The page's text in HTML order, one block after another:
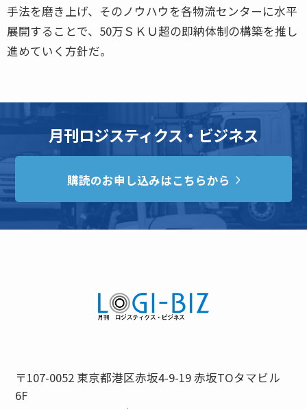
手法を磨き上げ、そのノウハウを各物流センターに水平
展開することで、50万ＳＫＵ超の即納体制の構築を推し
進めていく方針だ。
月刊ロジスティクス・ビジネス
購読のお申し込みはこちらから
〒107-0052 東京都港区赤坂4-9-19 赤坂TOタマビル
6F